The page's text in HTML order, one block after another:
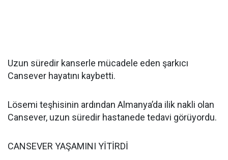
Uzun süredir kanserle mücadele eden şarkıcı
Cansever hayatını kaybetti.
Lösemi teşhisinin ardından Almanya’da ilik nakli olan
Cansever, uzun süredir hastanede tedavi görüyordu.
CANSEVER YAŞAMINI YİTİRDİ